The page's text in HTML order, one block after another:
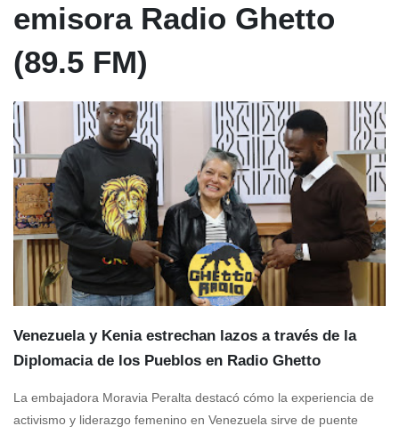
emisora Radio Ghetto
(89.5 FM)
Venezuela y Kenia estrechan lazos a través de la
Diplomacia de los Pueblos en Radio Ghetto
La embajadora Moravia Peralta destacó cómo la experiencia de
activismo y liderazgo femenino en Venezuela sirve de puente